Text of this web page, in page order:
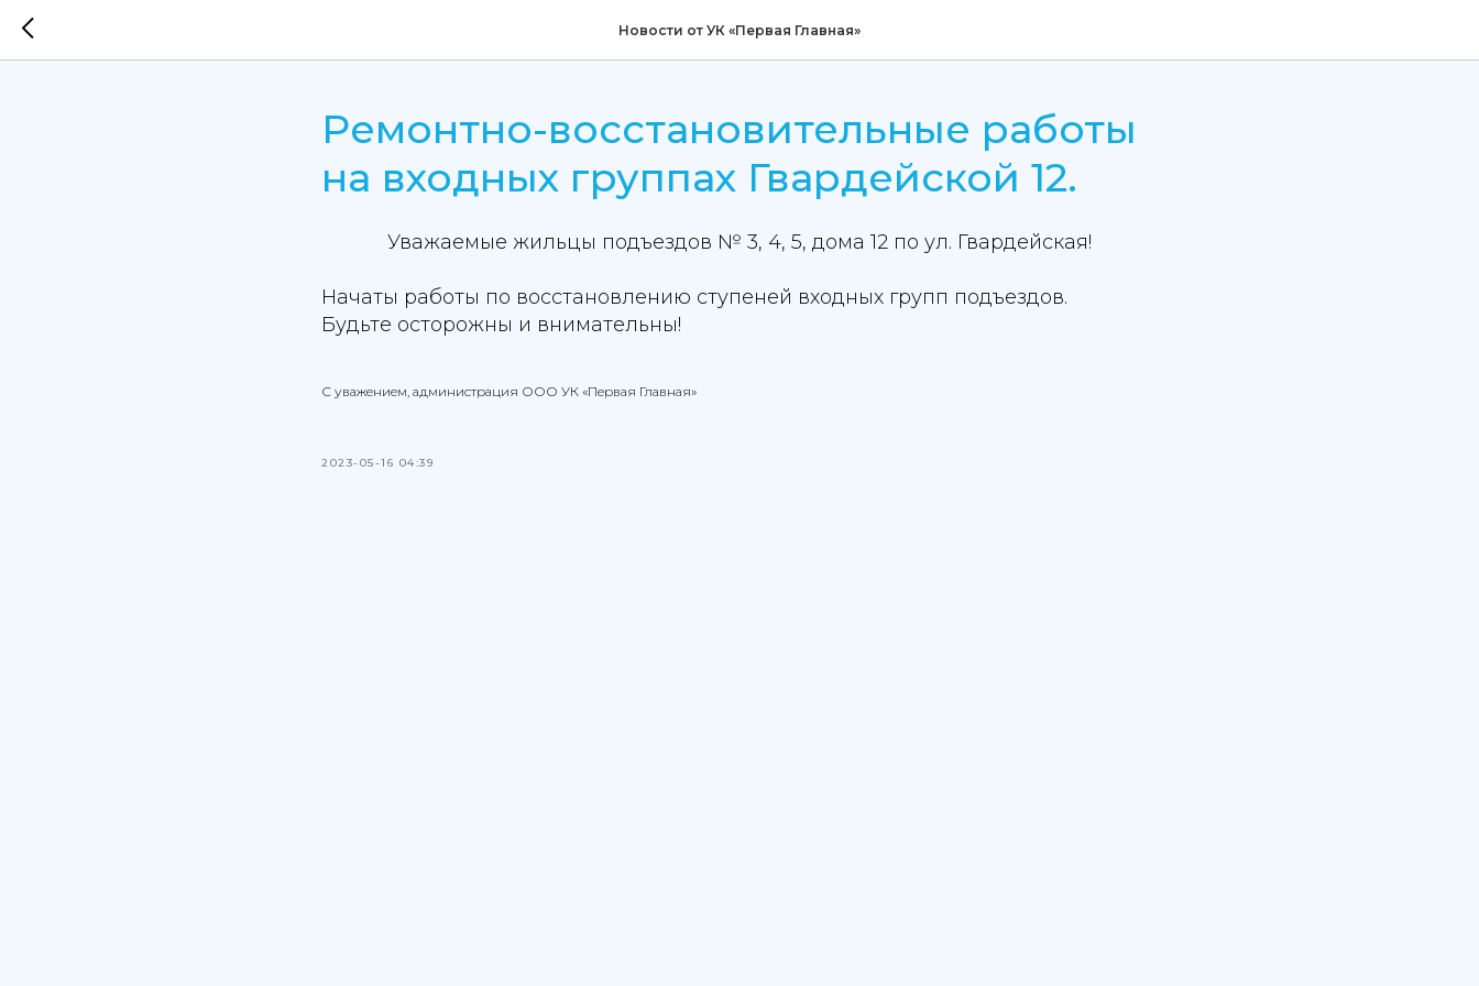
Новости от УК «Первая Главная»
Ремонтно-восстановительные работы
на входных группах Гвардейской 12.
Уважаемые жильцы подъездов № 3, 4, 5, дома 12 по ул. Гвардейская!
Начаты работы по восстановлению ступеней входных групп подъездов.
Будьте осторожны и внимательны!
С уважением, администрация ООО УК «Первая Главная»
2023-05-16 04:39